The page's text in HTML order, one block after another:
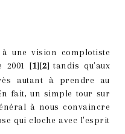
une vision complotiste
2001 [1][2] tandis qu'aux
autant à prendre au
fait, un simple tour sur
à nous convaincre
qui cloche avec l'esprit